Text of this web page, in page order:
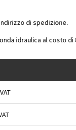
di spedizione.
idraulica al costo di